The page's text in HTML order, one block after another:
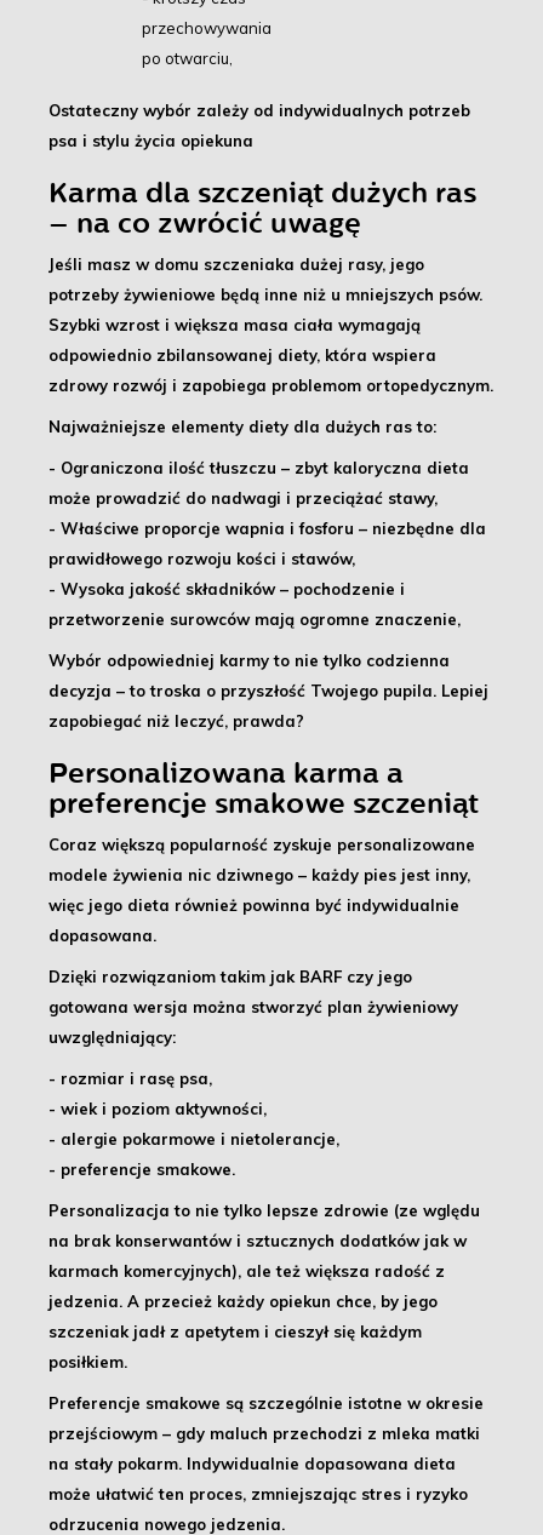
przechowywania
po otwarciu,
Ostateczny wybór zależy od indywidualnych potrzeb
psa i stylu życia opiekuna
Karma dla szczeniąt dużych ras
– na co zwrócić uwagę
Jeśli masz w domu szczeniaka dużej rasy, jego
potrzeby żywieniowe będą inne niż u mniejszych psów.
Szybki wzrost i większa masa ciała wymagają
odpowiednio zbilansowanej diety, która wspiera
zdrowy rozwój i zapobiega problemom ortopedycznym.
Najważniejsze elementy diety dla dużych ras to:
- Ograniczona ilość tłuszczu – zbyt kaloryczna dieta
może prowadzić do nadwagi i przeciążać stawy,
- Właściwe proporcje wapnia i fosforu – niezbędne dla
prawidłowego rozwoju kości i stawów,
- Wysoka jakość składników– pochodzenie i
przetworzenie surowców mają ogromne znaczenie,
Wybór odpowiedniej karmy to nie tylko codzienna
decyzja – to troska o przyszłość Twojego pupila. Lepiej
zapobiegać niż leczyć, prawda?
Personalizowana karma a
preferencje smakowe szczeniąt
Coraz większą popularność zyskuje personalizowane
modele żywienia nic dziwnego – każdy pies jest inny,
więc jego dieta również powinna być indywidualnie
dopasowana.
Dzięki rozwiązaniom takim jak BARF czy jego
gotowana wersja można stworzyć plan żywieniowy
uwzględniający:
- rozmiar i rasę psa,
- wiek i poziom aktywności,
- alergie pokarmowe i nietolerancje,
- preferencje smakowe.
Personalizacja to nie tylko lepsze zdrowie (ze wględu
na brak konserwantów i sztucznych dodatków jak w
karmach komercyjnych), ale też większa radość z
jedzenia. A przecież każdy opiekun chce, by jego
szczeniak jadł z apetytem i cieszył się każdym
posiłkiem.
Preferencje smakowe są szczególnie istotne w okresie
przejściowym – gdy maluch przechodzi z mleka matki
na stały pokarm. Indywidualnie dopasowana dieta
może ułatwić ten proces, zmniejszając stres i ryzyko
odrzucenia nowego jedzenia.